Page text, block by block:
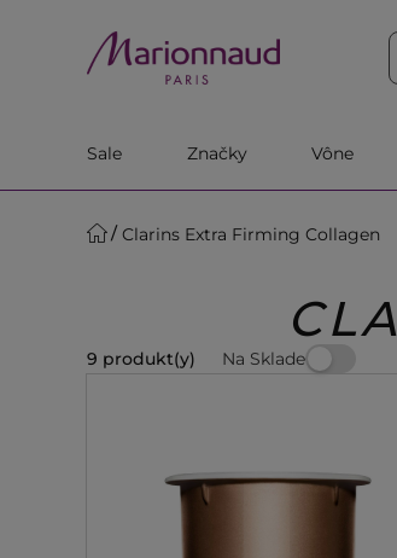
Sale Značky Vône
Clarins Extra Firming Collagen
9 produkt(y) Na Sklade